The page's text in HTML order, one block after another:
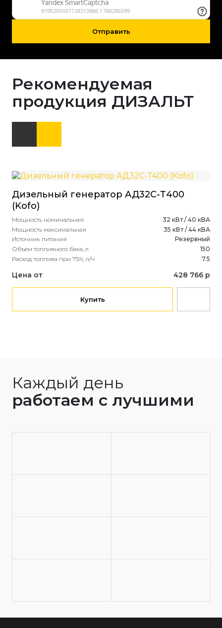
Отправить
Рекомендуемая
продукция ДИЗАЛЬТ
Дизельный генератор АД32С-Т400
(Kofo)
Мощность номинальная
32 кВт / 40 кВА
Мощность максимальная
35 кВт / 44 кВА
Источник питания
Резервный
Объем топливного бака, л
150
Расход топлива при 75%, л/ч
7.5
Цена от 428 766 р
Купить
Каждый день
работаем с лучшими